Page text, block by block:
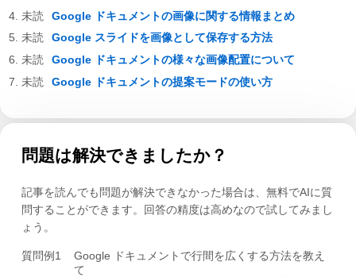
Google ドキュメントの画像に関する情報まとめ
Google スライドを画像として保存する方法
Google ドキュメントの様々な画像配置について
Google ドキュメントの提案モードの使い方
問題は解決できましたか？
記事を読んでも問題が解決できなかった場合は、無料でAIに質
問することができます。回答の精度は高めなので試してみまし
ょう。
質問例1
Google ドキュメントで行間を広くする方法を教え
て